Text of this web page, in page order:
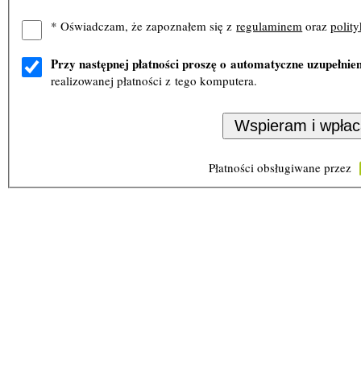
* Oświadczam, że zapoznałem się zregulaminem oraz
Przy następnej płatności proszę o automatyczne
realizowanej płatności z tego komputera.
Płatności obsługiwane przez